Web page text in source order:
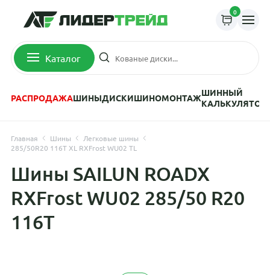
0
Каталог
РАСПРОДАЖАШИНЫДИСКИШИНОМОНТАЖШИННЫЙ
КАЛЬКУЛЯТОР
Главная Шины
Легковые шины
285/50R20 116T XL RXFrost WU02 TL
Шины SAILUN ROADX
RXFrost WU02 285/50 R20
116T